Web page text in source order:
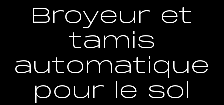
Broyeur et
tamis
automatique
pour le sol